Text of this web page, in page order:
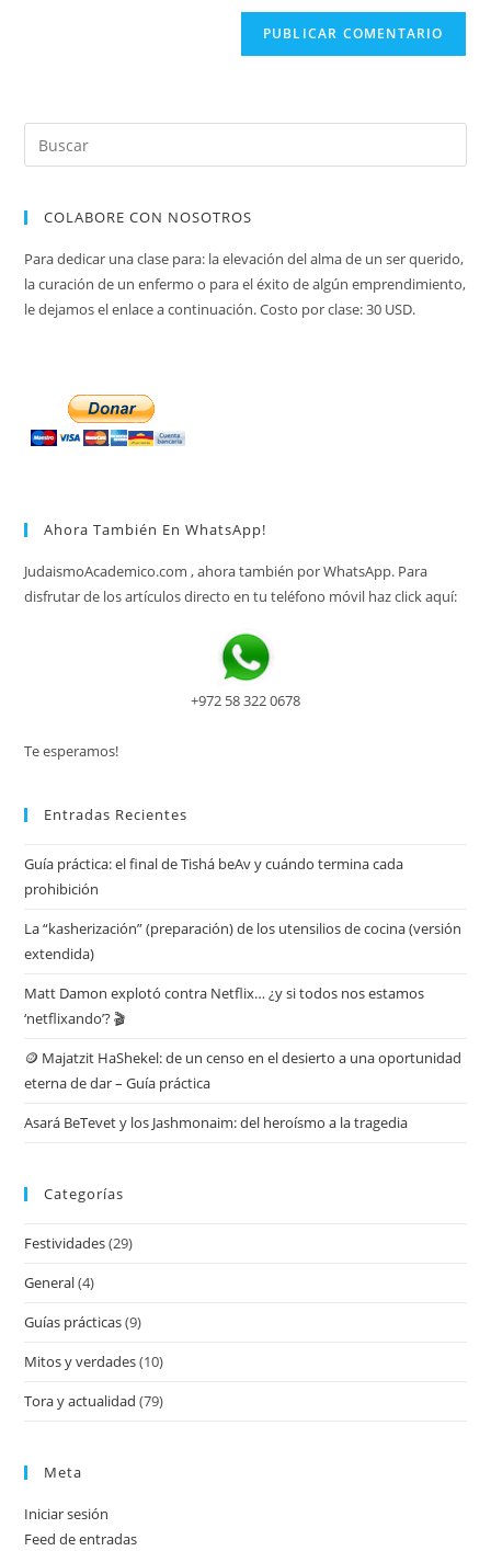
COLABORE CON NOSOTROS
Para dedicar una clase para: la elevación del alma de un ser querido,
la curación de un enfermo o para el éxito de algún emprendimiento,
le dejamos el enlace a continuación. Costo por clase: 30 USD.
Ahora También En WhatsApp!
JudaismoAcademico.com , ahora también por WhatsApp. Para
disfrutar de los artículos directo en tu teléfono móvil haz click aquí:
+972 58 322 0678
Te esperamos!
Entradas Recientes
Guía práctica: el final de Tishá beAv y cuándo termina cada
prohibición
La “kasherización” (preparación) de los utensilios de cocina (versión
extendida)
Matt Damon explotó contra Netflix… ¿y si todos nos estamos
‘netflixando’? 🎬
🪙 Majatzit HaShekel: de un censo en el desierto a una oportunidad
eterna de dar – Guía práctica
Asará BeTevet y los Jashmonaim: del heroísmo a la tragedia
Categorías
Festividades(29)
General(4)
Guías prácticas(9)
Mitos y verdades(10)
Tora y actualidad (79)
Meta
Iniciar sesión
Feed de entradas